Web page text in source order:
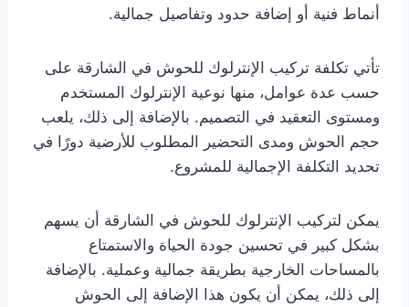
أنماط فنية أو إضافة حدود وتفاصيل جمالية.
تأتي تكلفة تركيب الإنترلوك للحوش في الشارقة على
حسب عدة عوامل، منها نوعية الإنترلوك المستخدم
ومستوى التعقيد في التصميم. بالإضافة إلى ذلك، يلعب
حجم الحوش ومدى التحضير المطلوب للأرضية دورًا في
تحديد التكلفة الإجمالية للمشروع.
يمكن لتركيب الإنترلوك للحوش في الشارقة أن يسهم
بشكل كبير في تحسين جودة الحياة والاستمتاع
بالمساحات الخارجية بطريقة جمالية وعملية. بالإضافة
إلى ذلك، يمكن أن يكون هذا الإضافة إلى الحوش